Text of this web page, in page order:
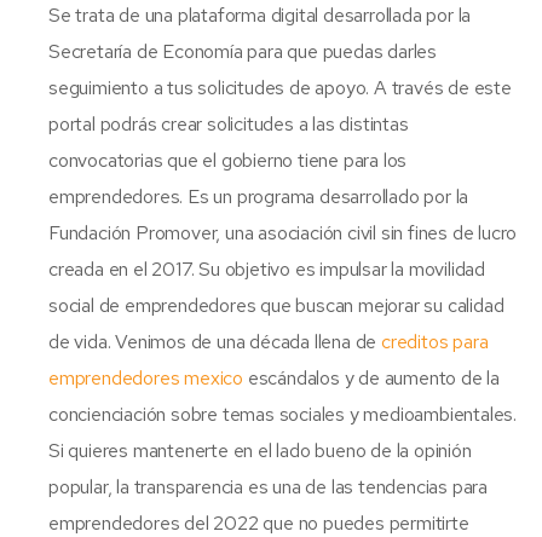
Se trata de una plataforma digital desarrollada por la
Secretaría de Economía para que puedas darles
seguimiento a tus solicitudes de apoyo. A través de este
portal podrás crear solicitudes a las distintas
convocatorias que el gobierno tiene para los
emprendedores. Es un programa desarrollado por la
Fundación Promover, una asociación civil sin fines de lucro
creada en el 2017. Su objetivo es impulsar la movilidad
social de emprendedores que buscan mejorar su calidad
de vida. Venimos de una década llena decreditos para
emprendedores mexico escándalos y de aumento de la
concienciación sobre temas sociales y medioambientales.
Si quieres mantenerte en el lado bueno de la opinión
popular, la transparencia es una de las tendencias para
emprendedores del 2022 que no puedes permitirte